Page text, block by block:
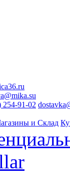
254-91-02
и Склад